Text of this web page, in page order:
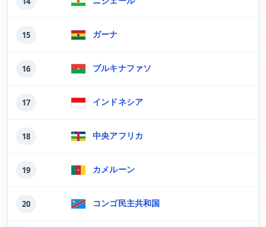
15 ガーナ
16 ブルキナファソ
17 インドネシア
18 中央アフリカ
19 カメルーン
20 コンゴ民主共和国